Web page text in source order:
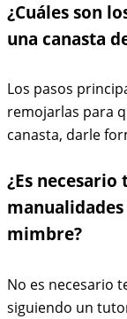
¿Cuáles son
una canasta
Los pasos
remojarlas para
canasta, darle
¿Es
mimbre?
No es necesario
siguiendo un